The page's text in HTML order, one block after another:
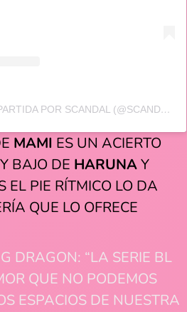
UNA PUBLICACIÓN COMPARTIDA POR SCANDAL (@SCANDAL_BAND_OFFICIAL)
MAMI ES UN ACIERTO
BAJO DE HARUNAY
EL PIE RÍTMICO LO DA
QUE LO OFRECE
DRAGON: “LA SERIE BL
QUE NO PODEMOS
ESPACIOS DE NUESTRA